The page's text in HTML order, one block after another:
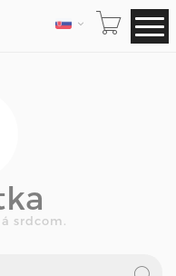
JAZYK
srdcom.